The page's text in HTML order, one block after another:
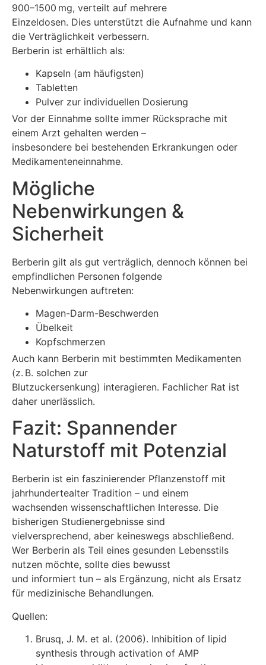
900–1500 mg, verteilt auf mehrere
Einzeldosen. Dies unterstützt die Aufnahme und kann
die Verträglichkeit verbessern.
Berberin ist erhältlich als:
Kapseln (am häufigsten)
Tabletten
Pulver zur individuellen Dosierung
Vor der Einnahme sollte immer Rücksprache mit
einem Arzt gehalten werden –
insbesondere bei bestehenden Erkrankungen oder
Medikamenteneinnahme.
Mögliche
Nebenwirkungen &
Sicherheit
Berberin gilt als gut verträglich, dennoch können bei
empfindlichen Personen folgende
Nebenwirkungen auftreten:
Magen-Darm-Beschwerden
Übelkeit
Kopfschmerzen
Auch kann Berberin mit bestimmten Medikamenten
(z. B. solchen zur
Blutzuckersenkung) interagieren. Fachlicher Rat ist
daher unerlässlich.
Fazit: Spannender
Naturstoff mit Potenzial
Berberin ist ein faszinierender Pflanzenstoff mit
jahrhundertealter Tradition – und einem
wachsenden wissenschaftlichen Interesse. Die
bisherigen Studienergebnisse sind
vielversprechend, aber keineswegs abschließend.
Wer Berberin als Teil eines gesunden Lebensstils
nutzen möchte, sollte dies bewusst
und informiert tun – als Ergänzung, nicht als Ersatz
für medizinische Behandlungen.
Quellen:
Brusq, J. M. et al. (2006). Inhibition of lipid
synthesis through activation of AMP